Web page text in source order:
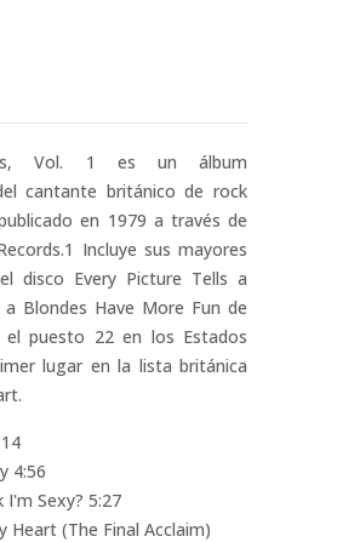
Vol. 1 es un álbum
cantante británico de rock
en 1979 a través de
Incluye sus mayores
disco Every Picture Tells a
Blondes Have More Fun de
el puesto 22 en los Estados
lugar en la lista británica
4:56
I'm Sexy? 5:27
Heart (The Final Acclaim)